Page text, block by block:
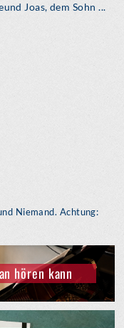
Joas, dem Sohn ...
Niemand. Achtung:
hören kann